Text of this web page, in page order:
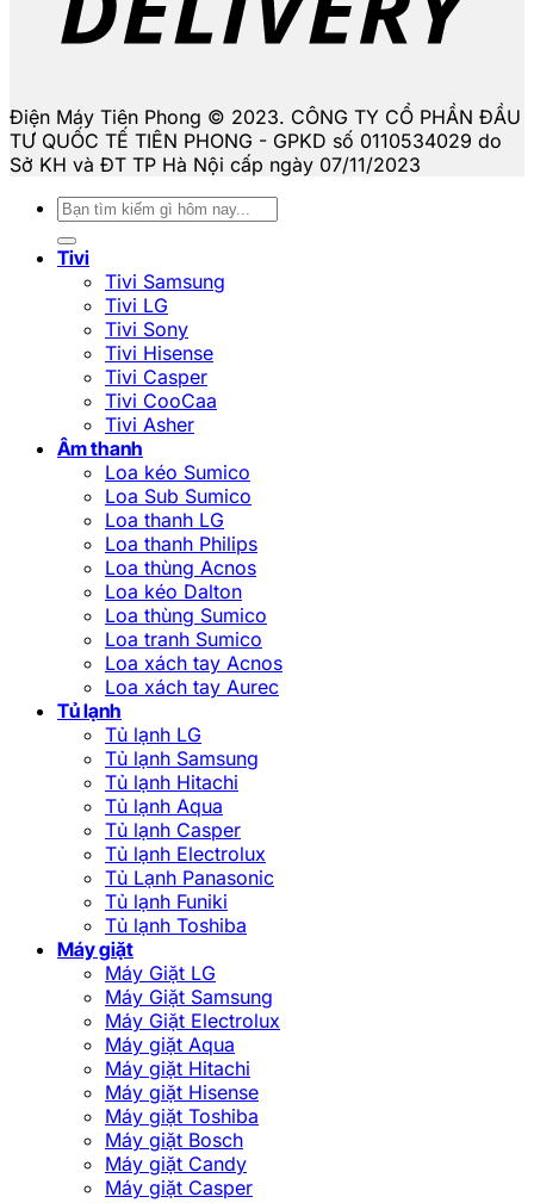
Điện Máy Tiên Phong © 2023. CÔNG TY CỔ PHẦN ĐẦU
TƯ QUỐC TẾ TIÊN PHONG - GPKD số 0110534029 do
Sở KH và ĐT TP Hà Nội cấp ngày 07/11/2023
Tìm
kiếm:
Tivi
Tivi Samsung
Tivi LG
Tivi Sony
Tivi Hisense
Tivi Casper
Tivi CooCaa
Tivi Asher
Âm thanh
Loa kéo Sumico
Loa Sub Sumico
Loa thanh LG
Loa thanh Philips
Loa thùng Acnos
Loa kéo Dalton
Loa thùng Sumico
Loa tranh Sumico
Loa xách tay Acnos
Loa xách tay Aurec
Tủ lạnh
Tủ lạnh LG
Tủ lạnh Samsung
Tủ lạnh Hitachi
Tủ lạnh Aqua
Tủ lạnh Casper
Tủ lạnh Electrolux
Tủ Lạnh Panasonic
Tủ lạnh Funiki
Tủ lạnh Toshiba
Máy giặt
Máy Giặt LG
Máy Giặt Samsung
Máy Giặt Electrolux
Máy giặt Aqua
Máy giặt Hitachi
Máy giặt Hisense
Máy giặt Toshiba
Máy giặt Bosch
Máy giặt Candy
Máy giặt Casper